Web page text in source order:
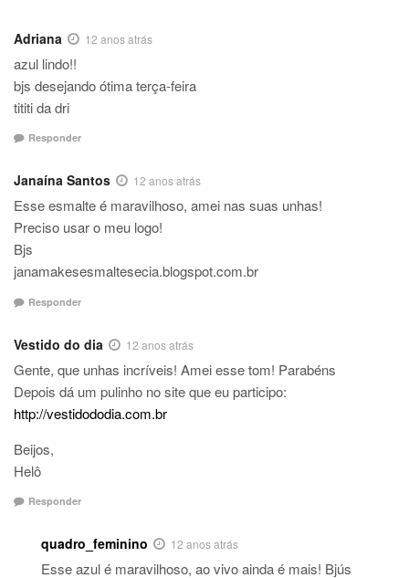
Adriana 12 anos atrás
azul lindo!!
bjs desejando ótima terça-feira
tititi da dri
Responder
Janaína Santos 12 anos atrás
Esse esmalte é maravilhoso, amei nas suas unhas!
Preciso usar o meu logo!
Bjs
janamakesesmaltesecia.blogspot.com.br
Responder
Vestido do dia 12 anos atrás
Gente, que unhas incríveis! Amei esse tom! Parabéns
Depois dá um pulinho no site que eu participo:
http://vestidododia.com.br
Beijos,
Helô
Responder
quadro_feminino 12 anos atrás
Esse azul é maravilhoso, ao vivo ainda é mais! Bjús